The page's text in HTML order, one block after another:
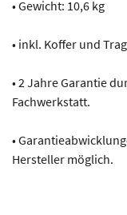
• Gewicht: 10,6 kg
• inkl. Koffer und
• 2 Jahre Garantie
Fachwerkstatt.
•
Hersteller möglich.